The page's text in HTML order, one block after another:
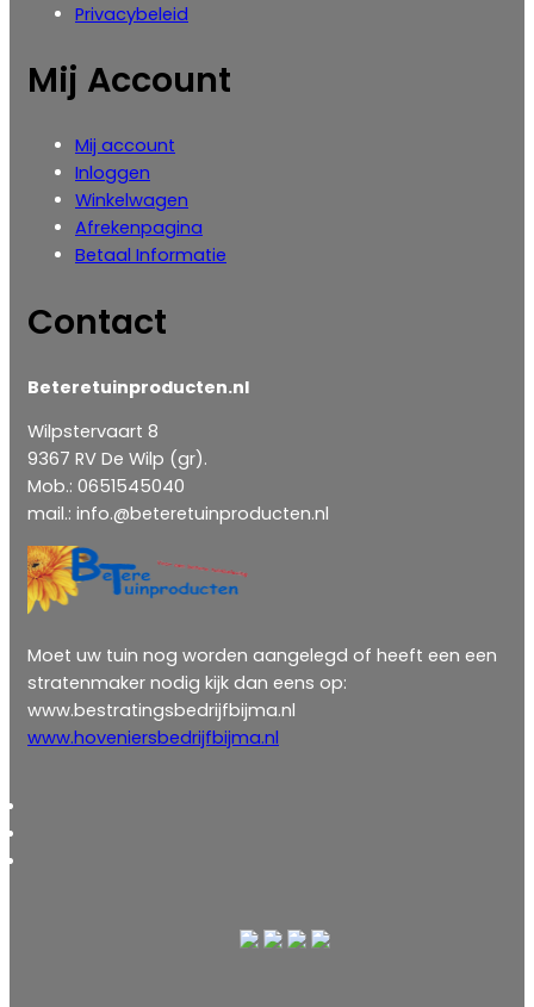
Privacybeleid
Mij Account
Mij account
Inloggen
‎Winkelwagen
Afrekenpagina
Betaal Informatie
Contact
Beteretuinproducten.nl
Wilpstervaart 8
9367 RV De Wilp (gr).
Mob.: 0651545040
mail.: info.@beteretuinproducten.nl
Moet uw tuin nog worden aangelegd of heeft een een
stratenmaker nodig kijk dan eens op:
www.bestratingsbedrijfbijma.nl
www.hoveniersbedrijfbijma.nl